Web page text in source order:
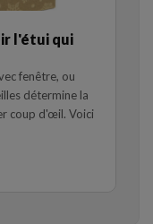
l'étui qui
fenêtre, ou
détermine la
coup d'œil. Voici